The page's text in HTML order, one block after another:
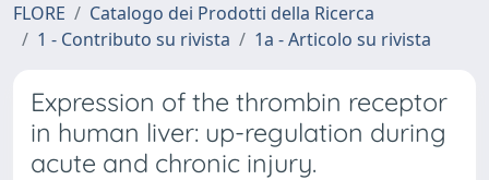
FLORE
Catalogo dei Prodotti della Ricerca
1 - Contributo su rivista
1a - Articolo su rivista
Expression of the thrombin receptor
in human liver: up-regulation during
acute and chronic injury.